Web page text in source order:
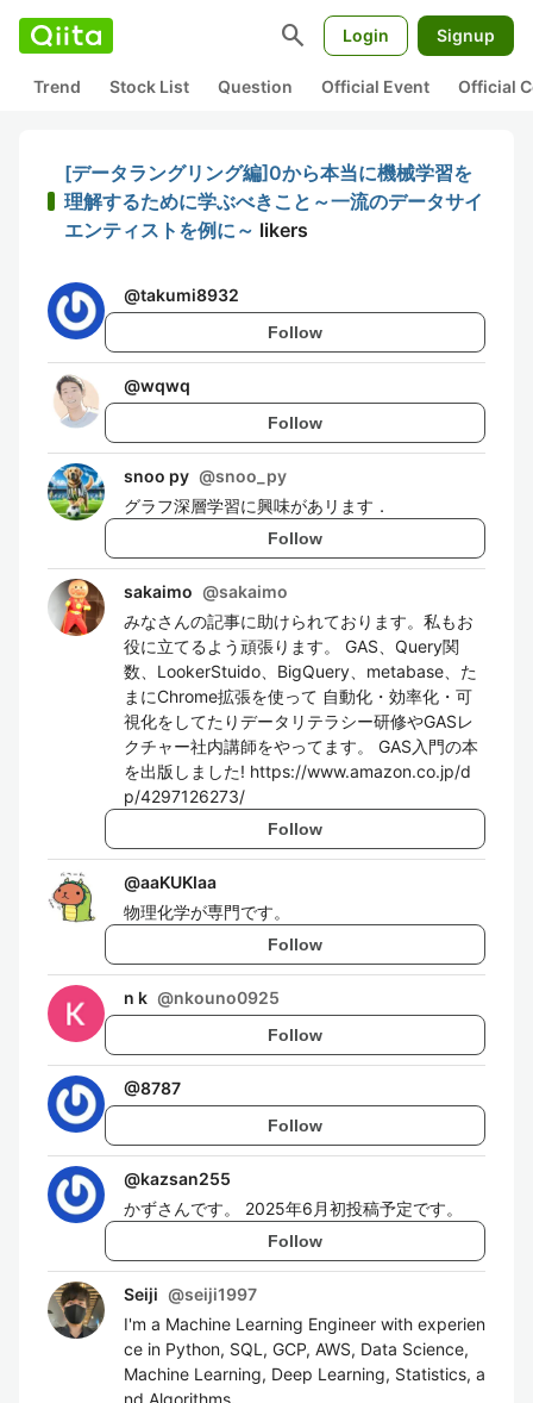
search Login Signup
Trend Stock List Question Official Event Official
[データラングリング編]0から本当に機械学習を
理解するために学ぶべきこと～一流のデータサイ
エンティストを例に～ likers
@takumi8932
Follow
@wqwq
Follow
snoo py @snoo_py
グラフ深層学習に興味があリます．
Follow
sakaimo @sakaimo
みなさんの記事に助けられております。私もお
役に立てるよう頑張ります。 GAS、Query関
数、LookerStuido、BigQuery、metabase、た
まにChrome拡張を使って 自動化・効率化・可
視化をしてたりデータリテラシー研修やGASレ
クチャー社内講師をやってます。 GAS入門の本
を出版しました! https://www.amazon.co.jp/d
p/4297126273/
Follow
@aaKUKIaa
物理化学が専門です。
Follow
n k @nkouno0925
Follow
@8787
Follow
@kazsan255
かずさんです。 2025年6月初投稿予定です。
Follow
Seiji @seiji1997
I'm a Machine Learning Engineer with experien
ce in Python, SQL, GCP, AWS, Data Science,
Machine Learning, Deep Learning, Statistics, a
nd Algorithms.